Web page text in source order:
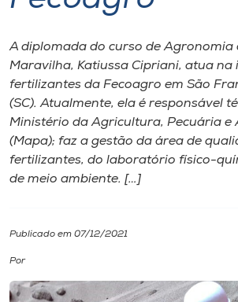
Internacionalização
I.nova
Diplomados
A diplomada do curso de Agronomia
Maravilha, Katiussa Cipriani, atua na
fertilizantes da Fecoagro em São
(SC). Atualmente, ela é responsável
Ministério da Agricultura, Pecuária e
(Mapa); faz a gestão da área de
fertilizantes, do laboratório físico-
de meio ambiente. […]
Publicado em 07/12/2021
Por